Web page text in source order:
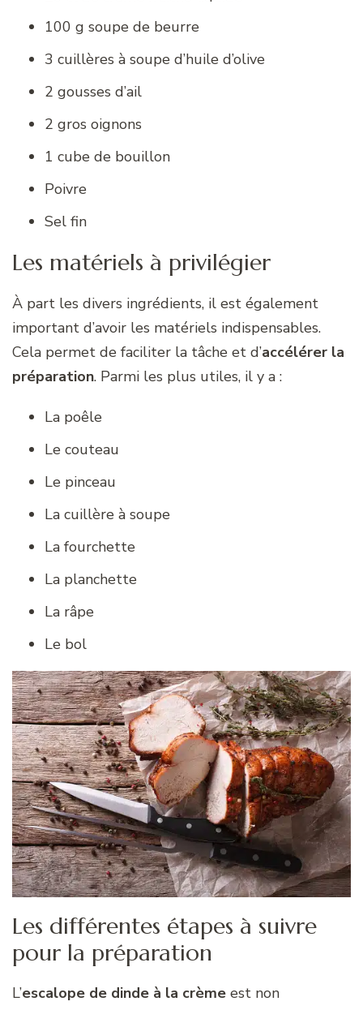
100 g soupe de beurre
3 cuillères à soupe d’huile d’olive
2 gousses d’ail
2 gros oignons
1 cube de bouillon
Poivre
Sel fin
Les matériels à privilégier
À part les divers ingrédients, il est également
important d’avoir les matériels indispensables.
Cela permet de faciliter la tâche et d’accélérer la
préparation. Parmi les plus utiles, il y a :
La poêle
Le couteau
Le pinceau
La cuillère à soupe
La fourchette
La planchette
La râpe
Le bol
Les différentes étapes à suivre
pour la préparation
L’escalope de dinde à la crème est non